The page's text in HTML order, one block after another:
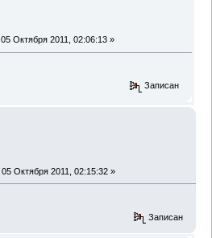
05 Октября 2011, 02:06:13 »
Записан
05 Октября 2011, 02:15:32 »
Записан